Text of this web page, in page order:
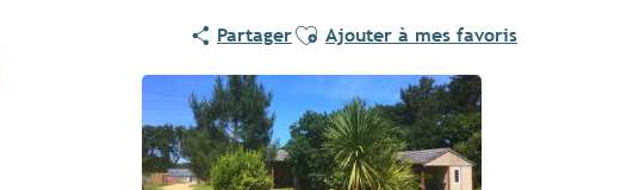
PartagerAjouter aux favoris
Ajouter à mes favoris